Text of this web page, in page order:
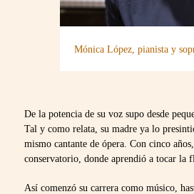
Mónica López, pianista y
De la potencia de su voz supo desde
Tal y como relata, su madre ya lo
mismo cantante de ópera. Con cinco
conservatorio, donde aprendió a tocar la
Así comenzó su carrera como músico,